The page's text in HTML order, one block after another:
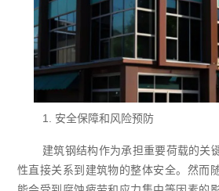
1. 安全保障和风险预防
建筑钢结构作为承担重要荷载的关
性直接关系到建筑物的整体安全。然而